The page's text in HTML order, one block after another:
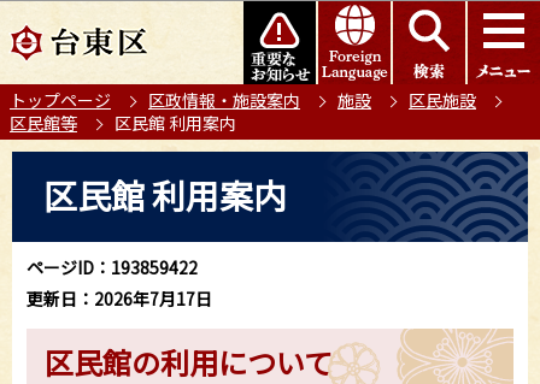
の
ー
ジ
このページの本文へ移動
トップページ 区政情報・施設案内 施設
区民施設
区民館等
区民館 利用案内
か
区民館 利用案内
ページID：193859422
更新日：2026年7月17日
区民館の利用について